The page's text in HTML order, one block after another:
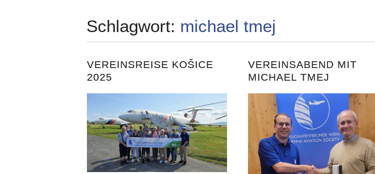
Schlagwort: michael tmej
VEREINSREISE KOŠICE
2025
VEREINSABEND MIT
MICHAEL TMEJ